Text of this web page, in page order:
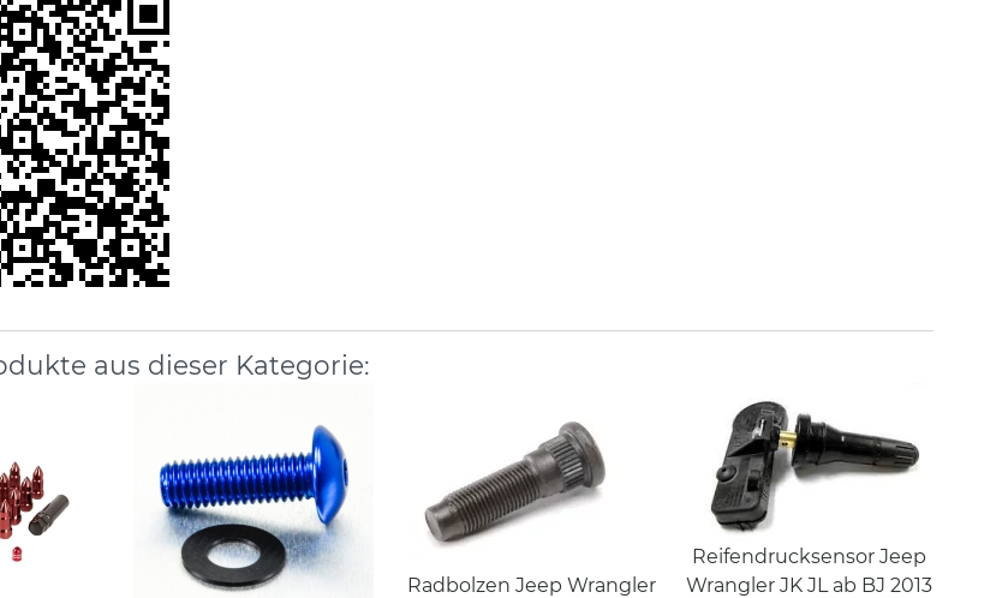
aus dieser Kategorie:
Radbolzen Jeep Wrangler
Reifendrucksensor Jeep
Wrangler JK JL ab BJ 2013